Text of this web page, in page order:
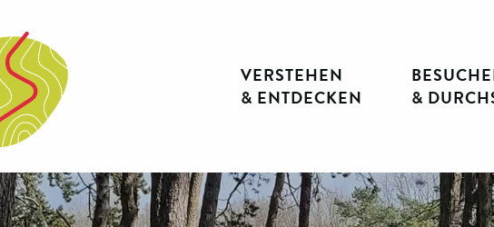
VERSTEHEN
& ENTDECKEN
&